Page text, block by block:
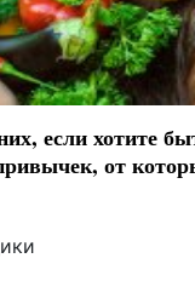
если хотите
от